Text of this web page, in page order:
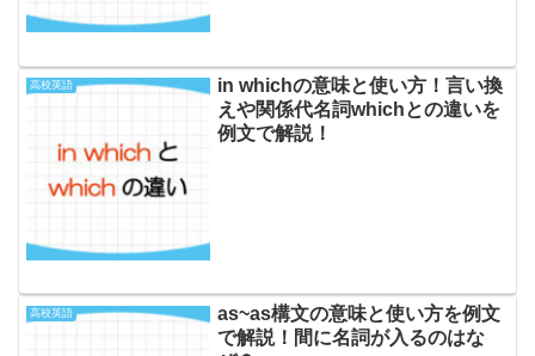
高校英語
in whichの意味と使い方！言い換
えや関係代名詞whichとの違いを
例文で解説！
高校英語
as~as構文の意味と使い方を例文
で解説！間に名詞が入るのはな